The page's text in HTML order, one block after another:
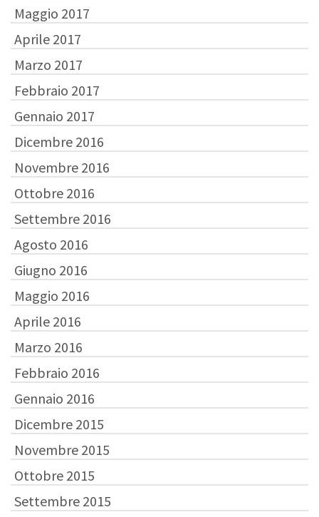
Maggio 2017
Aprile 2017
Marzo 2017
Febbraio 2017
Gennaio 2017
Dicembre 2016
Novembre 2016
Ottobre 2016
Settembre 2016
Agosto 2016
Giugno 2016
Maggio 2016
Aprile 2016
Marzo 2016
Febbraio 2016
Gennaio 2016
Dicembre 2015
Novembre 2015
Ottobre 2015
Settembre 2015